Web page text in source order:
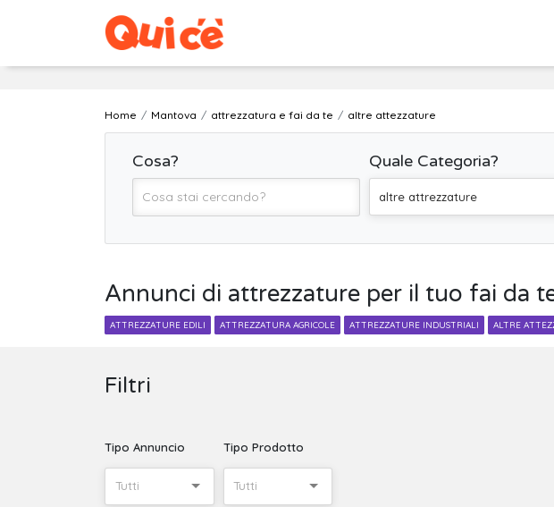
Home Mantova attrezzatura e fai da te altre attezzature
Cosa? Quale Categoria?
altre attrezzature
Annunci di attrezzature per il tuo fai da
ATTREZZATURE EDILI ATTREZZATURA AGRICOLE ATTREZZATURE INDUSTRIALI ALTRE
Filtri
Tipo Annuncio
Tutti
Tipo Prodotto
Tutti